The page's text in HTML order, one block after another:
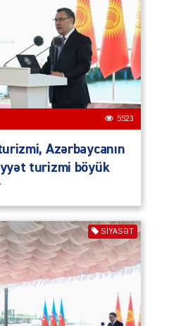
5523
Azərbaycanın
turizmi böyük
SIYASƏT